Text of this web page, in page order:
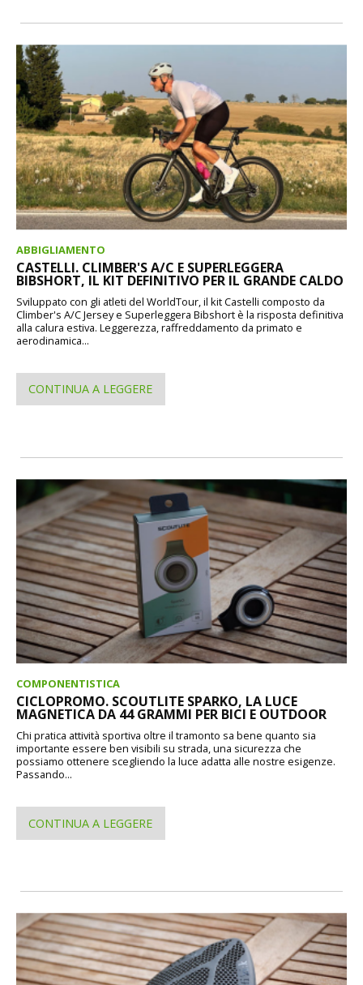
ABBIGLIAMENTO
CASTELLI. CLIMBER'S A/C E SUPERLEGGERA
BIBSHORT, IL KIT DEFINITIVO PER IL GRANDE CALDO
Sviluppato con gli atleti del WorldTour, il kit Castelli composto da
Climber's A/C Jersey e Superleggera Bibshort è la risposta definitiva
alla calura estiva. Leggerezza, raffreddamento da primato e
aerodinamica...
CONTINUA A LEGGERE
COMPONENTISTICA
CICLOPROMO. SCOUTLITE SPARKO, LA LUCE
MAGNETICA DA 44 GRAMMI PER BICI E OUTDOOR
Chi pratica attività sportiva oltre il tramonto sa bene quanto sia
importante essere ben visibili su strada, una sicurezza che
possiamo ottenere scegliendo la luce adatta alle nostre esigenze.
Passando...
CONTINUA A LEGGERE